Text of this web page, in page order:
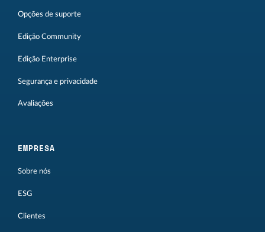
Opções de suporte
Edição Community
Edição Enterprise
Segurança e privacidade
Avaliações
EMPRESA
Sobre nós
ESG
Clientes